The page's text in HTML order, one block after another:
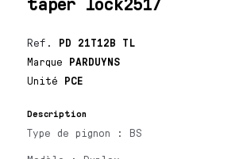
Ref. PD 21T12B TL
Marque PARDUYNS
Unité PCE
Description
Type de pignon : BS